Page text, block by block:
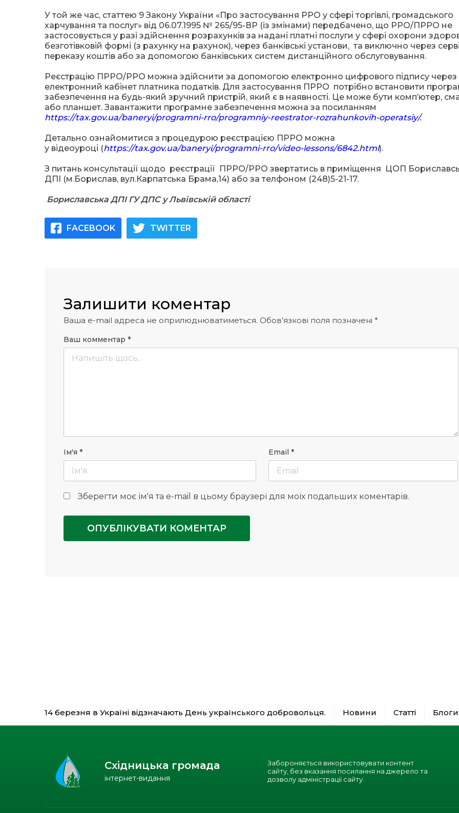
У той же час, статтею 9 Закону України «Про застосування РРО у сфері торгівлі, громадського
харчування та послуг» від 06.07.1995 № 265/95-ВР (із змінами) передбачено, що РРО/ПРРО не
застосовується у разі здійснення розрахунків за надані платні послуги у сфері охорони
безготівковій формі (з рахунку на рахунок), через банківські установи, та виключно через
переказу коштів або за допомогою банківських систем дистанційного обслуговування.
Реєстрацію ПРРО/РРО можна здійснити за допомогою електронно цифрового підпису через
електронний кабінет платника податків. Для застосування ПРРО потрібно встановити
забезпечення на будь-який зручний пристрій, який є в наявності. Це може бути комп’ютер,
або планшет. Завантажити програмне забезпечення можна за посиланням
https://tax.gov.ua/baneryi/programni-rro/programniy-reestrator-rozrahunkovih-operatsiy/.
Детально ознайомитися з процедурою реєстрацією ПРРО можна
у відеоуроці (https://tax.gov.ua/baneryi/programni-rro/video-lessons/6842.html).
З питань консультації щодо реєстрації ПРРО/РРО звертатись в приміщення ЦОП
ДПІ (м.Борислав, вул.Карпатська Брама,14) або за телфоном (248)5-21-17.
Бориславська ДПІ ГУ ДПС у Львівській області
FACEBOOK TWITTER
Залишити коментар
Ваша e-mail адреса не оприлюднюватиметься. Обов’язкові поля позначені *
Ваш комментар *
Ім'я * Email *
Зберегти моє ім'я та e-mail в цьому браузері для моїх подальших коментарів.
14 березня в Україні відзначають День українського добровольця. Новини Статті Блоги
Східницька громада
інтернет-видання
Забороняється використовувати контент
сайту, без вказання посилання на джерело та
дозволу адміністрації сайту.